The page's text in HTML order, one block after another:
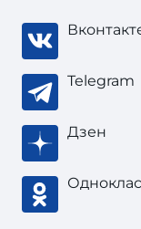
Telegram
Дзен